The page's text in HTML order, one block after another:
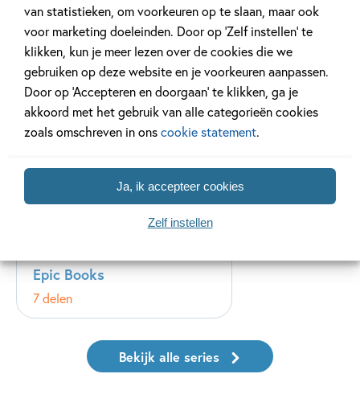
van statistieken, om voorkeuren op te slaan, maar ook
voor marketing doeleinden. Door op ‘Zelf instellen’ te
klikken, kun je meer lezen over de cookies die we
gebruiken op deze website en je voorkeuren aanpassen.
Door op ‘Accepteren en doorgaan’ te klikken, ga je
akkoord met het gebruik van alle categorieën cookies
zoals omschreven in onscookie statement.
Ja, ik accepteer cookies
Zelf instellen
Campbell
Series van Anouk Filippini
Epic Books
7 delen
Bekijk alle series